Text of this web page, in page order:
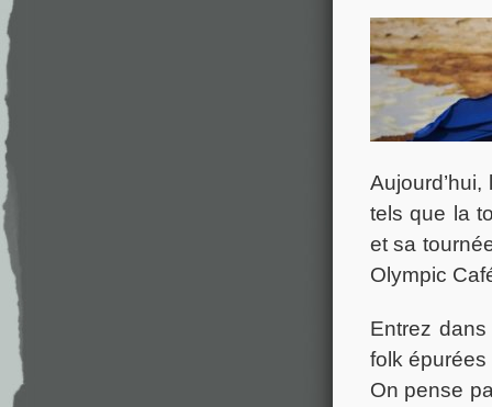
tels que la
et sa
Olympic
Entrez dans
folk
On pense